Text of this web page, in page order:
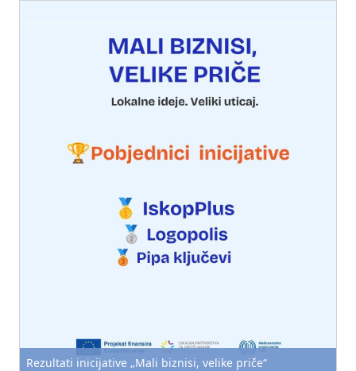
Rezultati inicijative „Mali biznisi, velike priče“